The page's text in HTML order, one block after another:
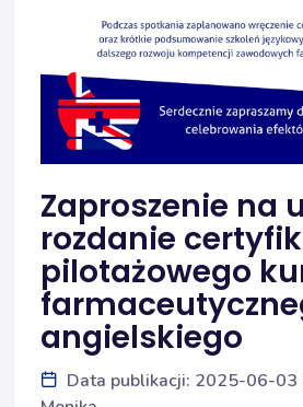
Zaproszenie na
rozdanie
pilotażowego
angielskiego
Data publikacji: 2025-06-03